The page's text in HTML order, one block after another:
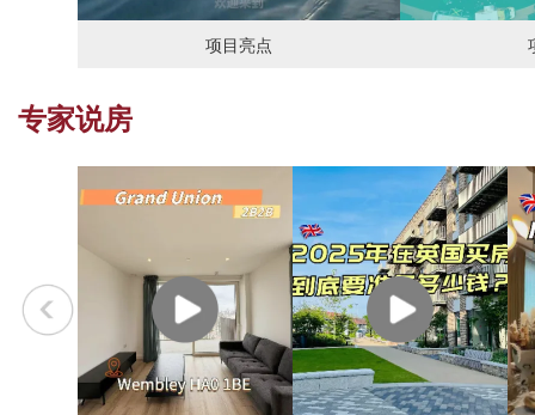
项目亮点
专家说房